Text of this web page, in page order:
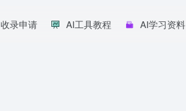
收录申请 AI工具教程 AI学习资料